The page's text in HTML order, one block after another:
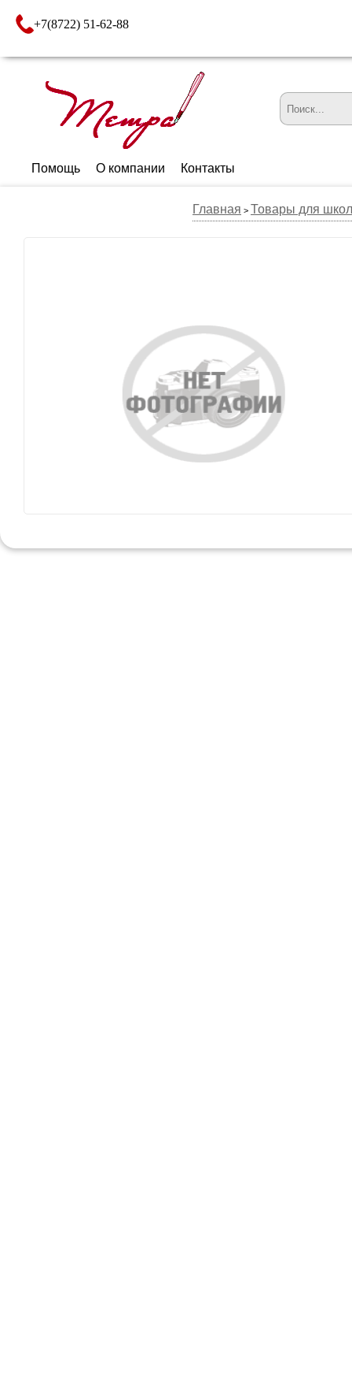
+7(8722) 51-62-88
Помощь О компании Контакты
Главная > Товары для